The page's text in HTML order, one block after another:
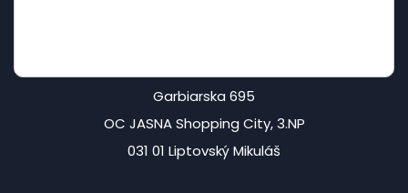
Garbiarska 695
OC JASNA Shopping City, 3.NP
031 01 Liptovský Mikuláš